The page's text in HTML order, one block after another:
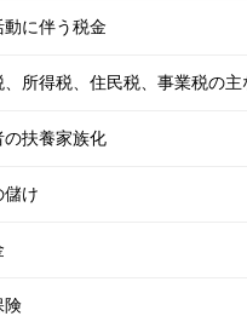
動に伴う税金
、所得税、住民税、事業税の主
の扶養家族化
儲け
険